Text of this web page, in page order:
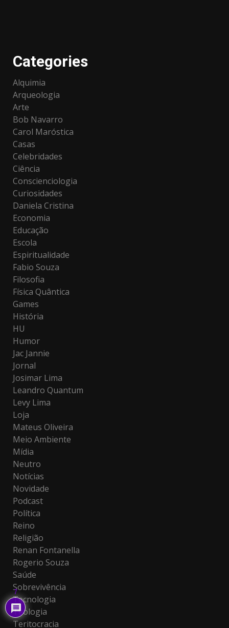
Categories
Alquimia
Arqueologia
Arte
Bob Navarro
Carol Maróstica
Casas
Celebridades
Ciência
Conscienciologia
Curiosidades
Daniela Cristina
Economia
Educação
Escola
Espiritualidade
Fabio Souza
Filosofia
Física Quântica
Games
História
HU
Humor
Jac Jannie
Jornal
Josimar Lima
Leandro Quantum
Levy Lima
Loja
Mateus Oliveira
Meio Ambiente
Mídia
Neutro
Notícias
Novidade
Podcast
Política
Reino
Religião
Renan Fontanella
Rogerio Souza
Saúde
Sobrevivência
Tecnologia
Teologia
Teritocracia
7